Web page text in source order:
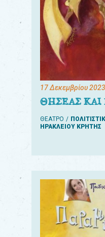
17 Δεκεμβρίου 2023
ΘΗΣΕΑΣ
ΘΕΑΤΡΟ
ΗΡΑΚΛΕΙΟΥ ΚΡΗΤΗΣ